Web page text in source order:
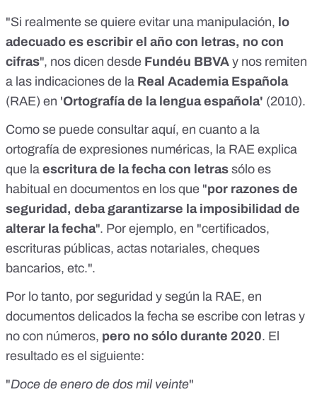
"Si realmente se quiere evitar una manipulación, lo
adecuado es escribir el año con letras, no con
cifras", nos dicen desde Fundéu BBVA y nos remiten
a las indicaciones de la Real Academia Española
(RAE) en 'Ortografía de la lengua española' (2010).
Como se puede consultar aquí, en cuanto a la
ortografía de expresiones numéricas, la RAE explica
que la escritura de la fecha con letras sólo es
habitual en documentos en los que "por razones de
seguridad, deba garantizarse la imposibilidad de
alterar la fecha". Por ejemplo, en "certificados,
escrituras públicas, actas notariales, cheques
bancarios, etc.".
Por lo tanto, por seguridad y según la RAE, en
documentos delicados la fecha se escribe con letras y
no con números, pero no sólo durante 2020. El
resultado es el siguiente:
"Doce de enero de dos mil veinte"